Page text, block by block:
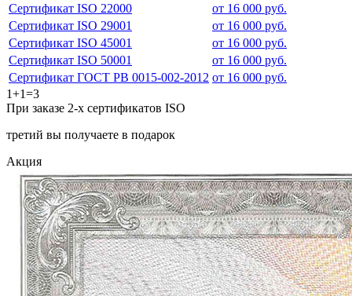
Сертификат ISO 22000
от 16 000 руб.
Сертификат ISO 29001
от 16 000 руб.
Сертификат ISO 45001
от 16 000 руб.
Сертификат ISO 50001
от 16 000 руб.
Сертификат ГОСТ РВ 0015-002-2012 от 16 000 руб.
1+1=3
При заказе 2-х сертификатов ISO
третий вы получаете в подарок
Акция